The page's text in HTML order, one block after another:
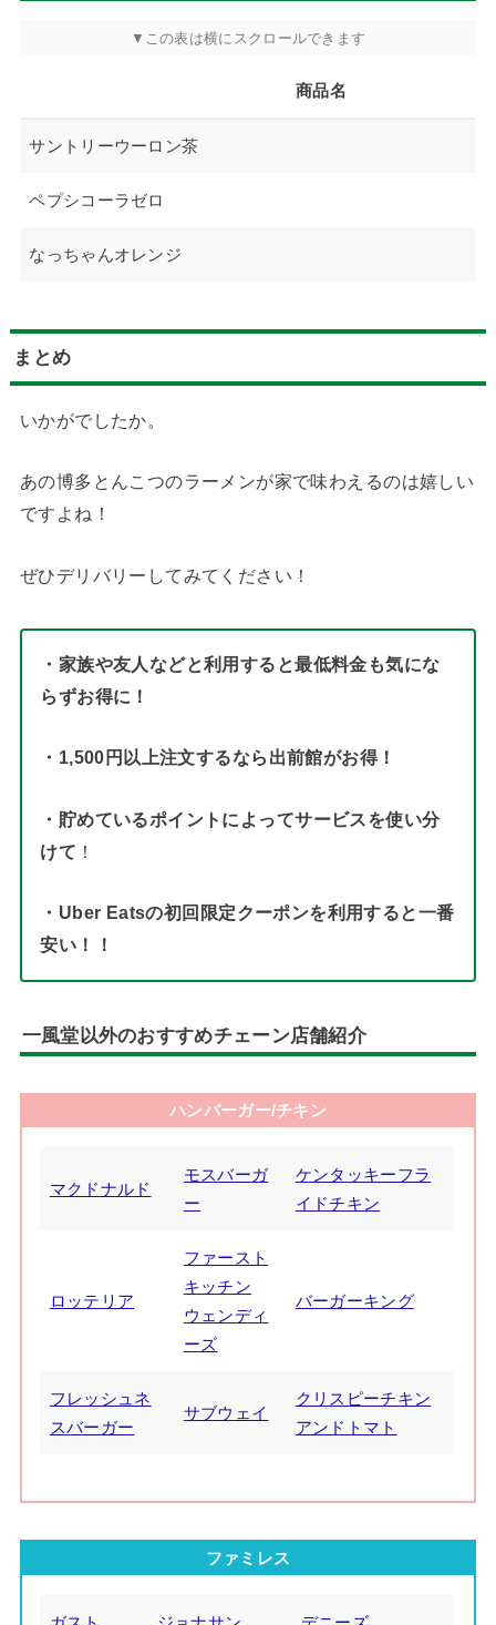
商品名
サントリーウーロン茶
ペプシコーラゼロ
なっちゃんオレンジ
まとめ
いかがでしたか。
あの博多とんこつのラーメンが家で味わえるのは嬉しい
ですよね！
ぜひデリバリーしてみてください！
・家族や友人などと利用すると最低料金も気にな
らずお得に！
・1,500円以上注文するなら出前館がお得！
・貯めているポイントによってサービスを使い分
けて ！
・Uber Eatsの初回限定クーポンを利用すると一番
安い！！
一風堂以外のおすすめチェーン店舗紹介
ハンバーガー/チキン
マクドナルド
モスバーガ
ー
ケンタッキーフラ
イドチキン
ロッテリア
ファースト
キッチン
ウェンディ
ーズ
バーガーキング
フレッシュネ
スバーガー
サブウェイ
クリスピーチキン
アンドトマト
ファミレス